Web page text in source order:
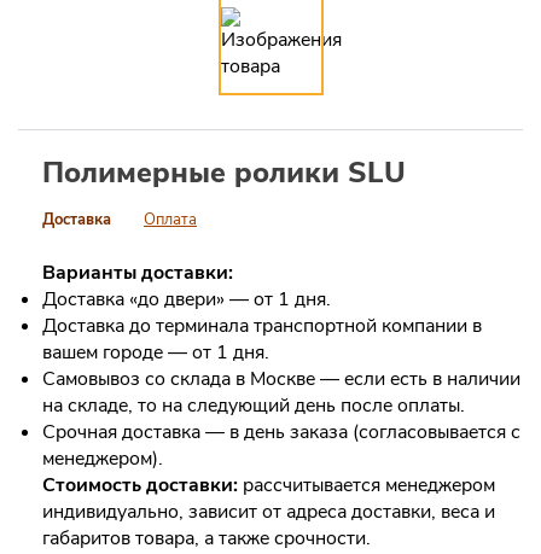
Полимерные ролики SLU
Доставка Оплата
Варианты доставки:
Доставка «до двери» — от 1 дня.
Доставка до терминала транспортной компании в
вашем городе — от 1 дня.
Самовывоз со склада в Москве — если есть в наличии
на складе, то на следующий день после оплаты.
Срочная доставка — в день заказа (согласовывается с
менеджером).
Стоимость доставки: рассчитывается менеджером
индивидуально, зависит от адреса доставки, веса и
габаритов товара, а также срочности.